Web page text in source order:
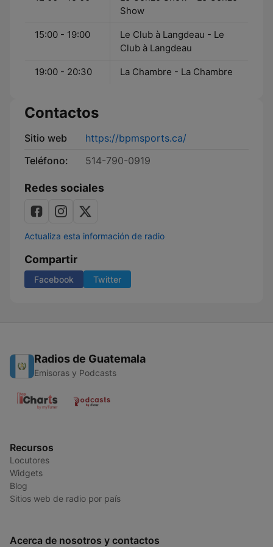
Show
15:00 - 19:00
Le Club à Langdeau - Le
Club à Langdeau
19:00 - 20:30 La Chambre - La Chambre
Contactos
Sitio web
https://bpmsports.ca/
Teléfono:
514-790-0919
Redes sociales
Actualiza esta información de radio
Compartir
Facebook Twitter
Radios de Guatemala
Emisoras y Podcasts
Recursos
Locutores
Widgets
Blog
Sitios web de radio por país
Acerca de nosotros y contactos